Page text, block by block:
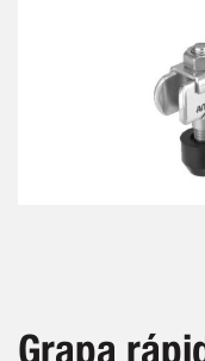
de
Grapa